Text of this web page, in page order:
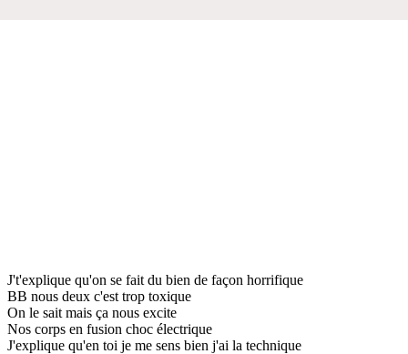
J't'explique qu'on se fait du bien de façon horrifique
BB nous deux c'est trop toxique
On le sait mais ça nous excite
Nos corps en fusion choc électrique
J'explique qu'en toi je me sens bien j'ai la technique